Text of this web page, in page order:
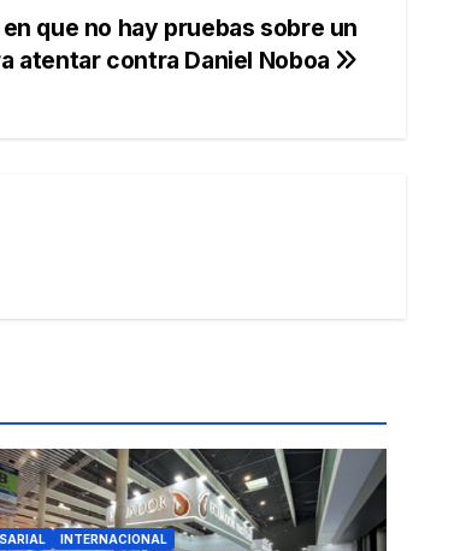
que no hay pruebas sobre un
atentar contra Daniel Noboa
INTERNACIONAL